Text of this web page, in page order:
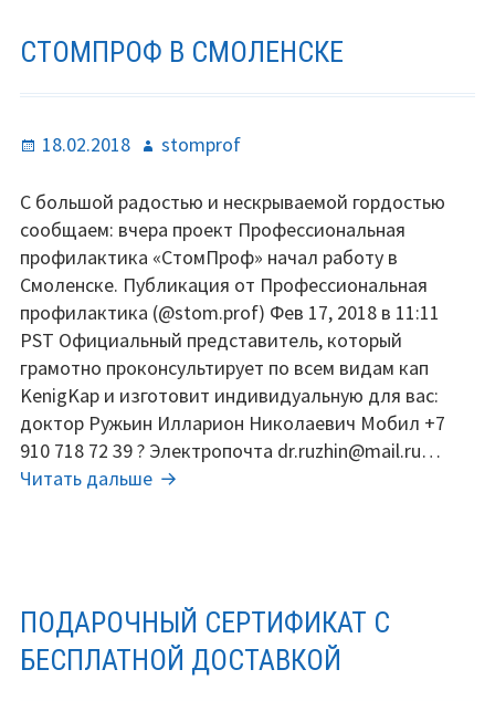
Клуб ответственных
родителей
Вода СтомПроф
СтомПросвет
YouTube канал
Тендеры
Обучение гигиене
Лечебная физкультура
Поддержать
СТОМПРОФ В СМОЛЕНСКЕ
Опубликовано
18.02.2018 Автор
stomprof
С большой радостью и нескрываемой гордостью
сообщаем: вчера проект Профессиональная
профилактика «СтомПроф» начал работу в
Смоленске. Публикация от Профессиональная
профилактика (@stom.prof) Фев 17, 2018 в 11:11
PST Официальный представитель, который
грамотно проконсультирует по всем видам кап
KenigKap и изготовит индивидуальную для вас:
доктор Ружьин Илларион Николаевич Мобил +7
910 718 72 39 ? Электропочта dr.ruzhin@mail.ru…
Читать дальше СтомПроф
ПОДАРОЧНЫЙ СЕРТИФИКАТ С
БЕСПЛАТНОЙ ДОСТАВКОЙ